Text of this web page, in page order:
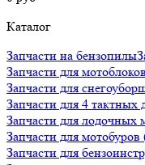
Каталог
Запчасти на бензопилы
Запчасти для
Запчасти для
Запчасти для 4 тактных
Запчасти для лодочных
Запчасти для мотобуров
Запчасти для